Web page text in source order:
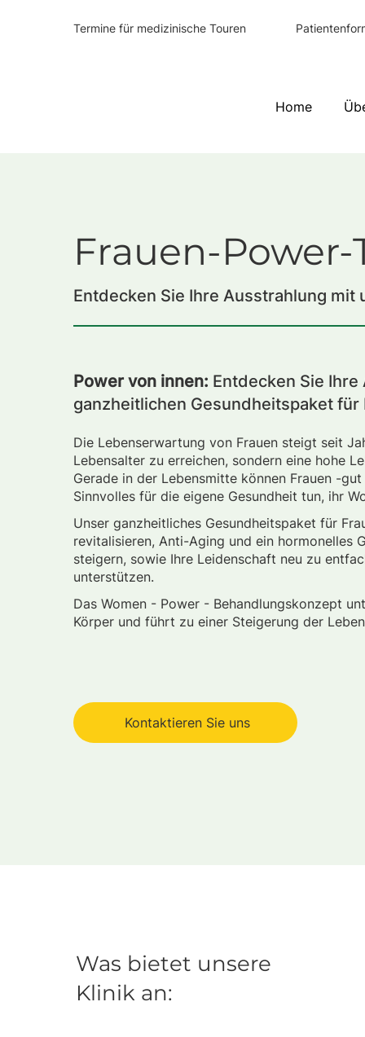
Termine für medizinische Touren
Home
Frauen-Power-
Entdecken Sie Ihre Ausstrahlung
Power von innen: Entdecken Sie
ganzheitlichen Gesundheitspaket für
Die Lebenserwartung von Frauen steigt seit
Lebensalter zu erreichen, sondern eine hohe
Gerade in der Lebensmitte können Frauen -
Sinnvolles für die eigene Gesundheit tun, ihr
Unser ganzheitliches Gesundheitspaket für
revitalisieren, Anti-Aging und ein hormonelles
steigern, sowie Ihre Leidenschaft neu zu
unterstützen.
Das Women - Power - Behandlungskonzept
Körper und führt zu einer Steigerung der
Kontaktieren Sie uns
Was bietet unsere
Klinik an: